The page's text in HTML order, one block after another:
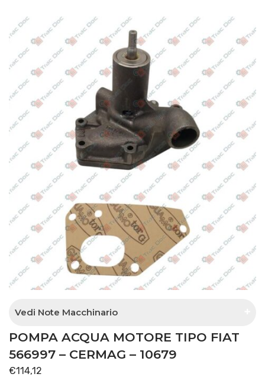
Vedi Note Macchinario
attenzione esistono più versioni di pompa
acqua per questo trattore, questo articolo è
l'unico fornibile: verificare attentamente con
POMPA ACQUA MOTORE TIPO FIAT
566997 – CERMAG – 10679
€114,12